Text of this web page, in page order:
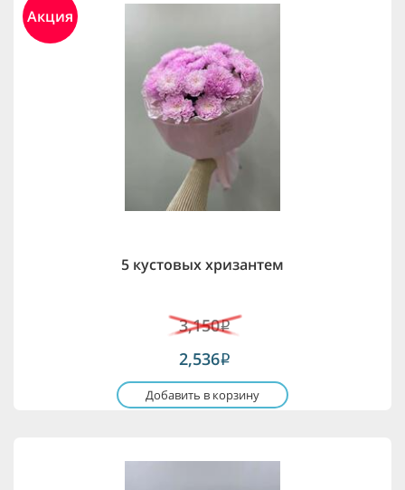
Акция
5 кустовых хризантем
3,150i
2,536i
Добавить в корзину